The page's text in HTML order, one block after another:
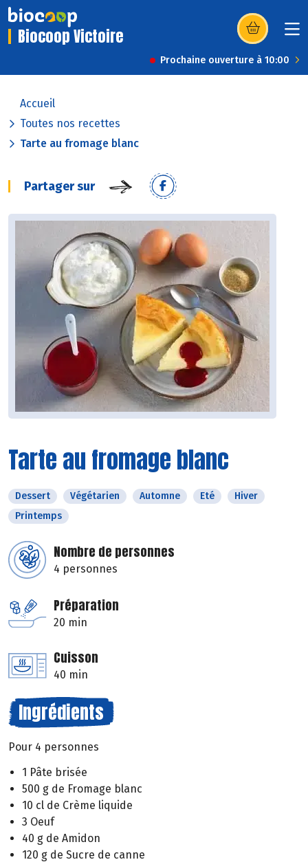
Biocoop Victoire (s’ouvre dans
Prochaine ouverture à 10:00
Accueil
Toutes nos recettes
Tarte au fromage blanc
Partager sur
Tarte au fromage blanc
Dessert Végétarien Automne Eté
Hiver
Printemps
Nombre de personnes
4 personnes
Préparation
20 min
Cuisson
40 min
Ingrédients
Pour 4 personnes
1 Pâte brisée
500 g de Fromage blanc
10 cl de Crème liquide
3 Oeuf
40 g de Amidon
120 g de Sucre de canne